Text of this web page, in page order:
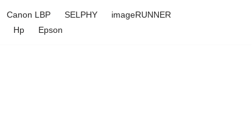
Canon LBP SELPHY
imageRUNNER
Hp Epson